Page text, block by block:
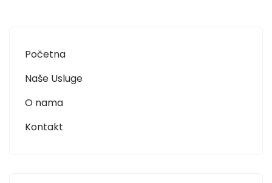
Početna
Naše Usluge
O nama
Kontakt